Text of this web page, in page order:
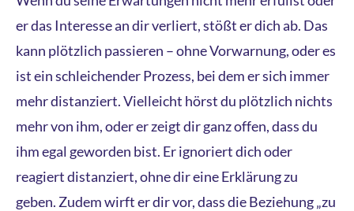
er das Interesse an dir verliert, stößt er dich ab. Das
kann plötzlich passieren – ohne Vorwarnung, oder es
ist ein schleichender Prozess, bei dem er sich immer
mehr distanziert. Vielleicht hörst du plötzlich nichts
mehr von ihm, oder er zeigt dir ganz offen, dass du
ihm egal geworden bist. Er ignoriert dich oder
reagiert distanziert, ohne dir eine Erklärung zu
geben. Zudem wirft er dir vor, dass die Beziehung „zu